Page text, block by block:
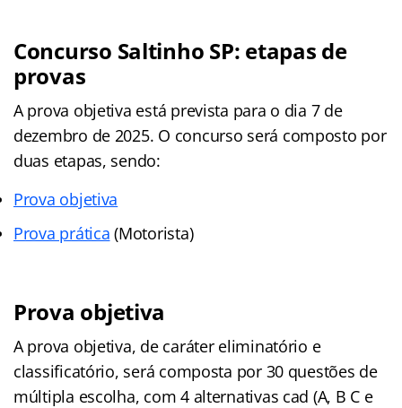
Concurso Saltinho SP: etapas de
provas
A prova objetiva está prevista para o dia 7 de
dezembro de 2025. O concurso será composto por
duas etapas, sendo:
Prova objetiva
Prova prática (Motorista)
Prova objetiva
A prova objetiva, de caráter eliminatório e
classificatório, será composta por 30 questões de
múltipla escolha, com 4 alternativas cad (A, B C e